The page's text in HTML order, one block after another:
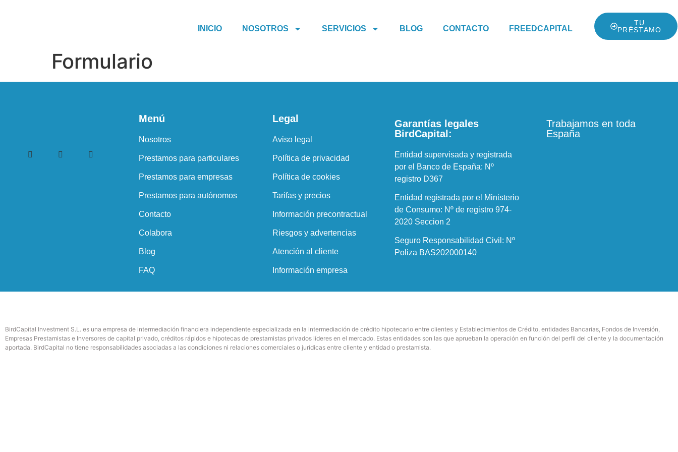
INICIO NOSOTROS SERVICIOS BLOG CONTACTO FREEDCAPITAL
TU
PRÉSTAMO
Formulario
Menú
Nosotros
Prestamos para particulares
Prestamos para empresas
Prestamos para autónomos
Contacto
Colabora
Blog
FAQ
Legal
Aviso legal
Política de privacidad
Política de cookies
Tarifas y precios
Información precontractual
Riesgos y advertencias
Atención al cliente
Información empresa
Garantías legales
BirdCapital:
Entidad supervisada y registrada
por el Banco de España: Nº
registro D367
Entidad registrada por el Ministerio
de Consumo: Nº de registro 974-
2020 Seccion 2
Seguro Responsabilidad Civil: Nº
Poliza BAS202000140
Trabajamos en toda
España
BirdCapital Investment S.L. es una empresa de intermediación financiera independiente especializada en la intermediación de crédito hipotecario entre clientes y Establecimientos de Crédito, entidades Bancarias, Fondos de Inversión,
Empresas Prestamistas e Inversores de capital privado, créditos rápidos e hipotecas de prestamistas privados líderes en el mercado. Estas entidades son las que aprueban la operación en función del perfil del cliente y la documentación
aportada. BirdCapital no tiene responsabilidades asociadas a las condiciones ni relaciones comerciales o jurídicas entre cliente y entidad o prestamista.